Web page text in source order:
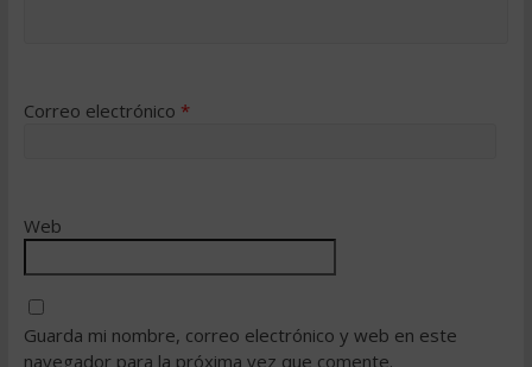
Correo electrónico *
Web
Guarda mi nombre, correo electrónico y web en este
navegador para la próxima vez que comente.